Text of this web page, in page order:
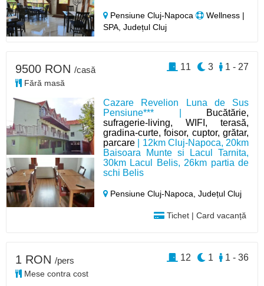
Pensiune Cluj-Napoca
Wellness |
SPA, Județul Cluj
Cazare Revelion Luna de Sus
Pensiune*** |
Bucătărie,
sufragerie-living, WIFI, terasă,
gradina-curte, foisor, cuptor, grătar,
parcare | 12km Cluj-Napoca, 20km
Baisoara Munte si Lacul Tarnita,
30km Lacul Belis, 26km partia de
schi Belis
Pensiune Cluj-Napoca,Județul Cluj
Tichet | Card vacanță
9500 RON /casă
Fără masă
1 - 27
3
11
1 RON /pers
Mese contra cost
1 - 36
1
12